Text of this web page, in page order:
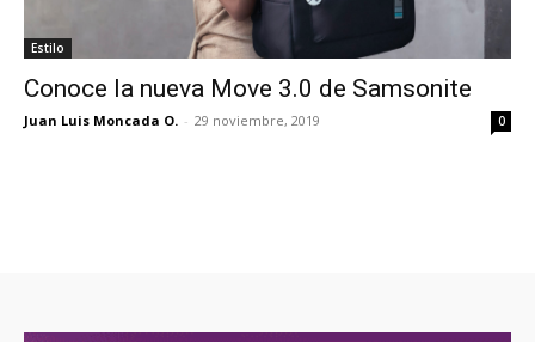
Estilo
Conoce la nueva Move 3.0 de Samsonite
Juan Luis Moncada O. - 29 noviembre, 2019 0